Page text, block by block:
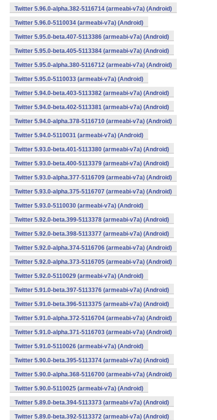
Twitter 5.96.0-alpha.382-5116714 (armeabi-v7a) (Android)
Twitter 5.96.0-5110034 (armeabi-v7a) (Android)
Twitter 5.95.0-beta.407-5113386 (armeabi-v7a) (Android)
Twitter 5.95.0-beta.405-5113384 (armeabi-v7a) (Android)
Twitter 5.95.0-alpha.380-5116712 (armeabi-v7a) (Android)
Twitter 5.95.0-5110033 (armeabi-v7a) (Android)
Twitter 5.94.0-beta.403-5113382 (armeabi-v7a) (Android)
Twitter 5.94.0-beta.402-5113381 (armeabi-v7a) (Android)
Twitter 5.94.0-alpha.378-5116710 (armeabi-v7a) (Android)
Twitter 5.94.0-5110031 (armeabi-v7a) (Android)
Twitter 5.93.0-beta.401-5113380 (armeabi-v7a) (Android)
Twitter 5.93.0-beta.400-5113379 (armeabi-v7a) (Android)
Twitter 5.93.0-alpha.377-5116709 (armeabi-v7a) (Android)
Twitter 5.93.0-alpha.375-5116707 (armeabi-v7a) (Android)
Twitter 5.93.0-5110030 (armeabi-v7a) (Android)
Twitter 5.92.0-beta.399-5113378 (armeabi-v7a) (Android)
Twitter 5.92.0-beta.398-5113377 (armeabi-v7a) (Android)
Twitter 5.92.0-alpha.374-5116706 (armeabi-v7a) (Android)
Twitter 5.92.0-alpha.373-5116705 (armeabi-v7a) (Android)
Twitter 5.92.0-5110029 (armeabi-v7a) (Android)
Twitter 5.91.0-beta.397-5113376 (armeabi-v7a) (Android)
Twitter 5.91.0-beta.396-5113375 (armeabi-v7a) (Android)
Twitter 5.91.0-alpha.372-5116704 (armeabi-v7a) (Android)
Twitter 5.91.0-alpha.371-5116703 (armeabi-v7a) (Android)
Twitter 5.91.0-5110026 (armeabi-v7a) (Android)
Twitter 5.90.0-beta.395-5113374 (armeabi-v7a) (Android)
Twitter 5.90.0-alpha.368-5116700 (armeabi-v7a) (Android)
Twitter 5.90.0-5110025 (armeabi-v7a) (Android)
Twitter 5.89.0-beta.394-5113373 (armeabi-v7a) (Android)
Twitter 5.89.0-beta.392-5113372 (armeabi-v7a) (Android)